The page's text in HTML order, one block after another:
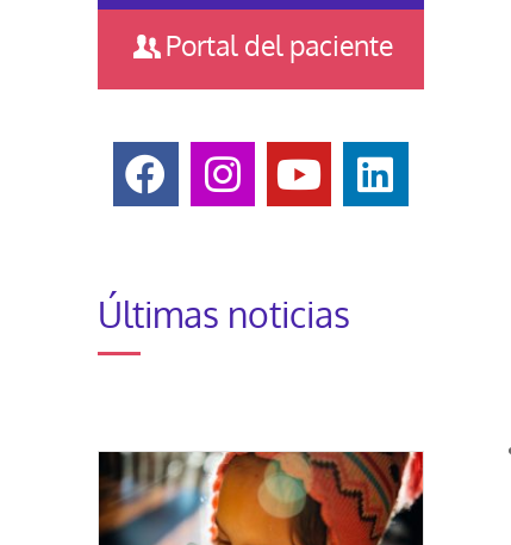
Portal del paciente
Últimas noticias